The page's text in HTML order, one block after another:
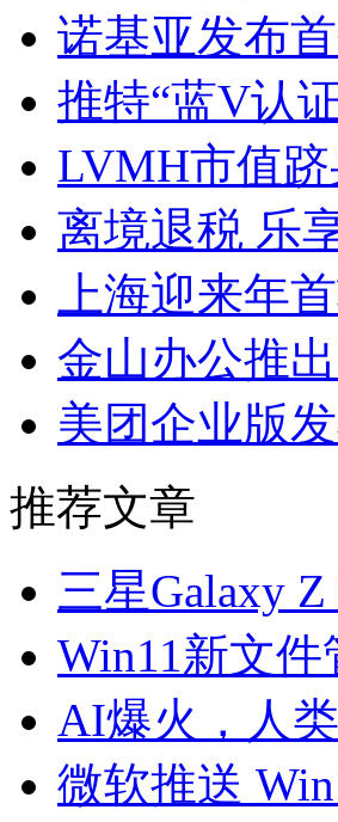
诺基亚发布
推特“蓝V认
LVMH市值
离境退税 乐
上海迎来年
金山办公推
美团企业版
推荐文章
三星Galaxy
Win11新文
AI爆火，人
微软推送